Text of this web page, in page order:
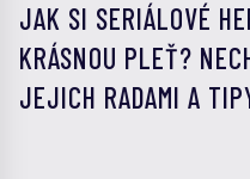
JAK SI SERIÁLOVÉ
KRÁSNOU PLEŤ?
JEJICH RADAMI A